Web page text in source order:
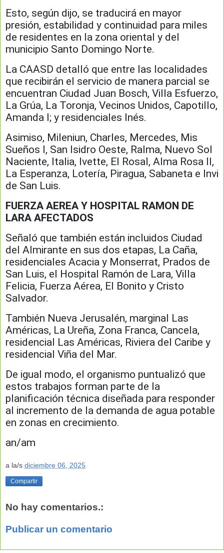
Esto, según dijo, se traducirá en mayor
presión, estabilidad y continuidad para miles
de residentes en la zona oriental y del
municipio Santo Domingo Norte.
La CAASD detalló que entre las localidades
que recibirán el servicio de manera parcial se
encuentran Ciudad Juan Bosch, Villa Esfuerzo,
La Grúa, La Toronja, Vecinos Unidos, Capotillo,
Amanda I; y residenciales Inés.
Asimiso, Mileniun, Charles, Mercedes, Mis
Sueños I, San Isidro Oeste, Ralma, Nuevo Sol
Naciente, Italia, Ivette, El Rosal, Alma Rosa II,
La Esperanza, Lotería, Piragua, Sabaneta e Invi
de San Luis.
FUERZA AEREA Y HOSPITAL RAMON DE
LARA AFECTADOS
Señaló que también están incluidos Ciudad
del Almirante en sus dos etapas, La Caña,
residenciales Acacia y Monserrat, Prados de
San Luis, el Hospital Ramón de Lara, Villa
Felicia, Fuerza Aérea, El Bonito y Cristo
Salvador.
También Nueva Jerusalén, marginal Las
Américas, La Ureña, Zona Franca, Cancela,
residencial Las Américas, Riviera del Caribe y
residencial Viña del Mar.
De igual modo, el organismo puntualizó que
estos trabajos forman parte de la
planificación técnica diseñada para responder
al incremento de la demanda de agua potable
en zonas en crecimiento.
an/am
a la/s diciembre 06, 2025
Compartir
No hay comentarios.:
Publicar un comentario